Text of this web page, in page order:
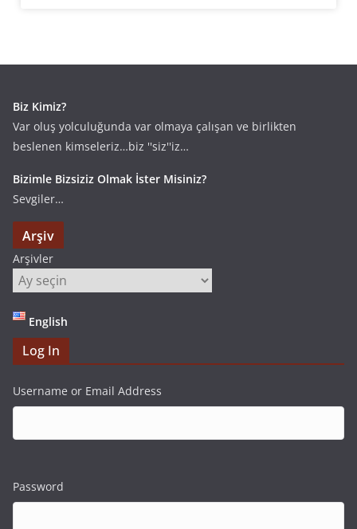
Biz Kimiz?
Var oluş yolculuğunda var olmaya çalışan ve birlikten
beslenen kimseleriz…biz ''siz''iz…
Bizimle Bizsiziz Olmak İster Misiniz?
Sevgiler…
Arşiv
Arşivler
English
Log In
Username or Email Address
Password